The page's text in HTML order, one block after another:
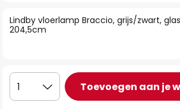
de
afbeeldingen-
Lindby vloerlamp Braccio, grijs/zwart,
204,5cm
1 Toevoegen aan je